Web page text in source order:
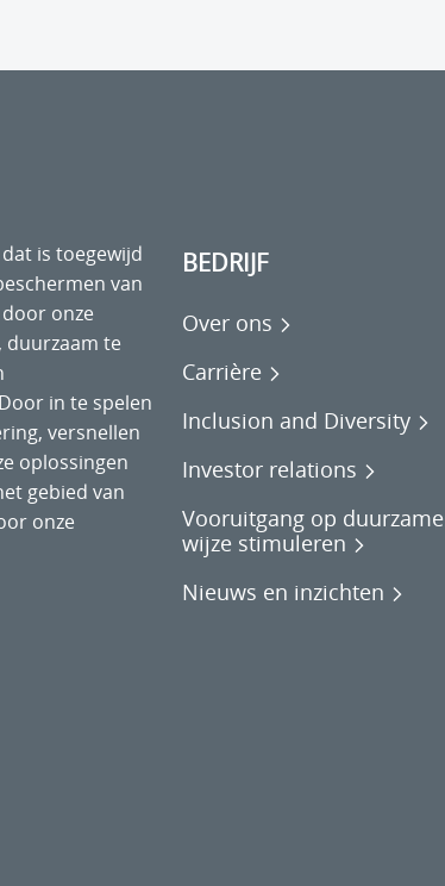
is toegewijd
van
onze
duurzaam te
in te spelen
versnellen
oplossingen
gebied van
onze
BEDRIJF
Over ons
Carrière
Inclusion and Diversity
Investor relations
Vooruitgang op duurzame
wijze stimuleren
Nieuws en inzichten